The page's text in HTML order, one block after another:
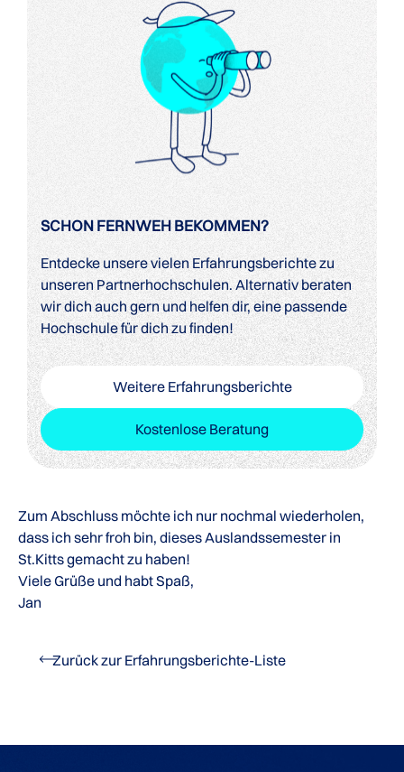
SCHON FERNWEH BEKOMMEN?
Entdecke unsere vielen Erfahrungsberichte zu
unseren Partnerhochschulen. Alternativ beraten
wir dich auch gern und helfen dir, eine passende
Hochschule für dich zu finden!
Weitere Erfahrungsberichte
Kostenlose Beratung
Zum Abschluss möchte ich nur nochmal wiederholen,
dass ich sehr froh bin, dieses Auslandssemester in
St.Kitts gemacht zu haben!
Viele Grüße und habt Spaß,
Jan
Zurück zur Erfahrungsberichte-Liste